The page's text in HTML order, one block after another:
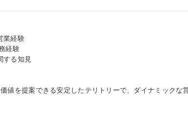
業経験
する知見
値を提案できる安定したテリトリーで、ダイナミックな